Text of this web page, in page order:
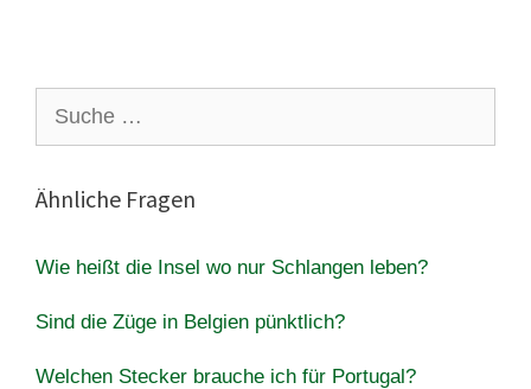
nach:
Ähnliche Fragen
Wie heißt die Insel wo nur Schlangen leben?
Sind die Züge in Belgien pünktlich?
Welchen Stecker brauche ich für Portugal?